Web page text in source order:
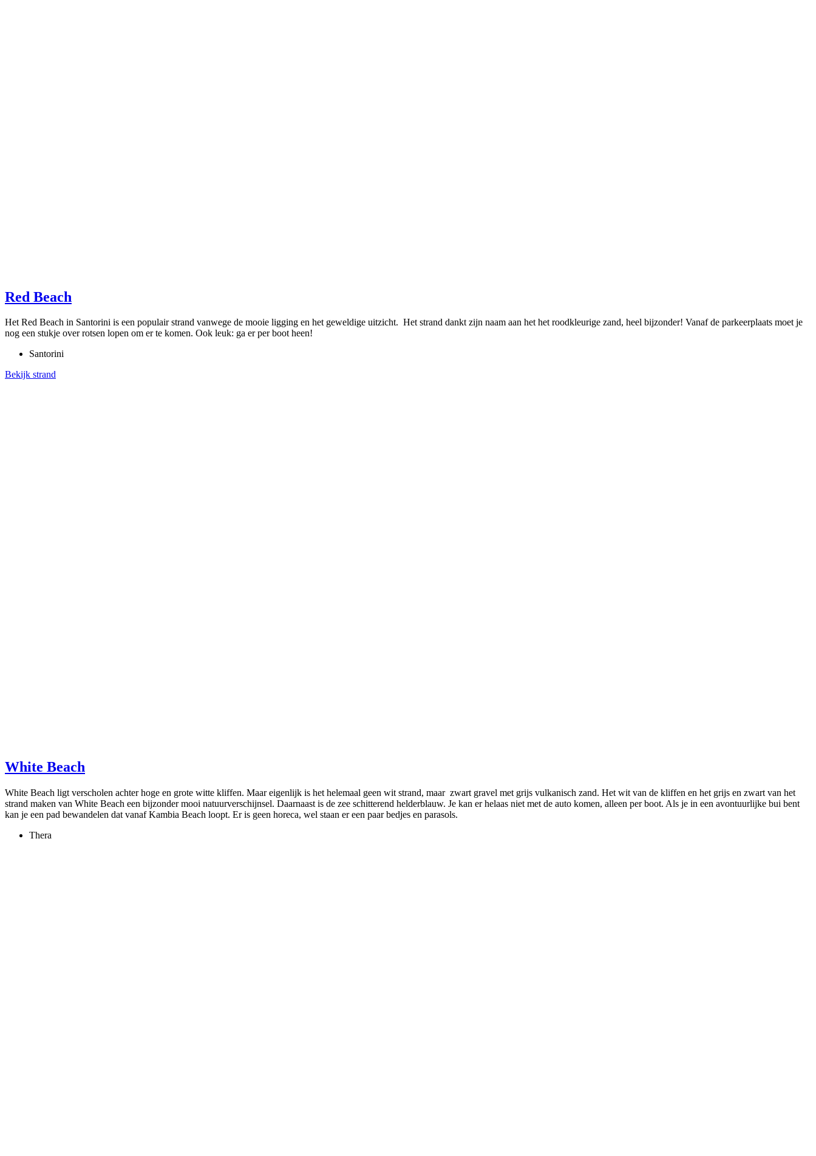
Red Beach
Het Red Beach in Santorini is een populair strand vanwege de mooie ligging en het geweldige uitzicht. Het strand dankt zijn naam aan het het roodkleurige zand, heel bijzonder! Vanaf de parkeerplaats moet je
nog een stukje over rotsen lopen om er te komen. Ook leuk: ga er per boot heen!
Santorini
Bekijk strand
White Beach
White Beach ligt verscholen achter hoge en grote witte kliffen. Maar eigenlijk is het helemaal geen wit strand, maar zwart gravel met grijs vulkanisch zand. Het wit van de kliffen en het grijs en zwart van het
strand maken van White Beach een bijzonder mooi natuurverschijnsel. Daarnaast is de zee schitterend helderblauw. Je kan er helaas niet met de auto komen, alleen per boot. Als je in een avontuurlijke bui bent
kan je een pad bewandelen dat vanaf Kambia Beach loopt. Er is geen horeca, wel staan er een paar bedjes en parasols.
Thera